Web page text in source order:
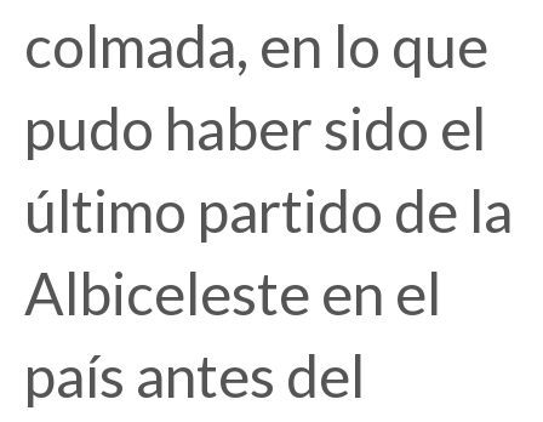
colmada, en lo que
pudo haber sido el
último partido de la
Albiceleste en el
país antes del